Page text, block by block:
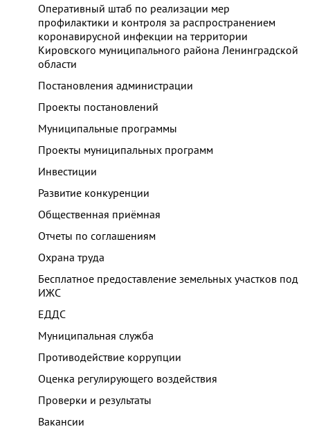
Оперативный штаб по реализации мер
профилактики и контроля за распространением
коронавирусной инфекции на территории
Кировского муниципального района Ленинградской
области
Постановления администрации
Проекты постановлений
Муниципальные программы
Проекты муниципальных программ
Инвестиции
Развитие конкуренции
Общественная приёмная
Отчеты по соглашениям
Охрана труда
Бесплатное предоставление земельных участков под
ИЖС
ЕДДС
Муниципальная служба
Противодействие коррупции
Оценка регулирующего воздействия
Проверки и результаты
Вакансии